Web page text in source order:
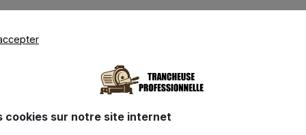
Caractéristiques
cookies sur notre site internet